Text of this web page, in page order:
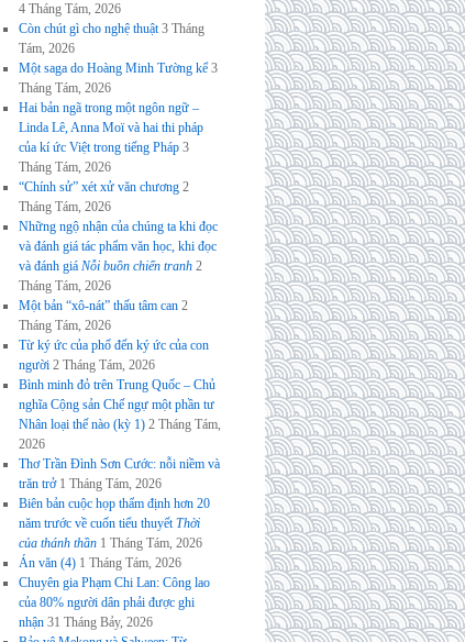
4 Tháng Tám, 2026
Còn chút gì cho nghệ thuật 3 Tháng
Tám, 2026
Một saga do Hoàng Minh Tường kể 3
Tháng Tám, 2026
Hai bản ngã trong một ngôn ngữ –
Linda Lê, Anna Moï và hai thi pháp
của kí ức Việt trong tiếng Pháp 3
Tháng Tám, 2026
“Chính sử” xét xử văn chương 2
Tháng Tám, 2026
Những ngộ nhận của chúng ta khi đọc
và đánh giá tác phẩm văn học, khi đọc
và đánh giá Nỗi buồn chiến tranh 2
Tháng Tám, 2026
Một bản “xô-nát” thấu tâm can 2
Tháng Tám, 2026
Từ ký ức của phố đến ký ức của con
người 2 Tháng Tám, 2026
Bình minh đỏ trên Trung Quốc – Chủ
nghĩa Cộng sản Chế ngự một phần tư
Nhân loại thế nào (kỳ 1) 2 Tháng Tám,
2026
Thơ Trần Đình Sơn Cước: nỗi niềm và
trăn trở 1 Tháng Tám, 2026
Biên bản cuộc họp thẩm định hơn 20
năm trước về cuốn tiểu thuyếtThời
của thánh thần 1 Tháng Tám, 2026
Án văn (4) 1 Tháng Tám, 2026
Chuyên gia Phạm Chi Lan: Công lao
của 80% người dân phải được ghi
nhận 31 Tháng Bảy, 2026